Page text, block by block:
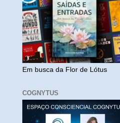
Em busca da Flor de Lótus
COGNYTUS